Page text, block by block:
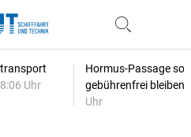
Uhr
Hormus-Passage
gebührenfrei bleiben
Uhr